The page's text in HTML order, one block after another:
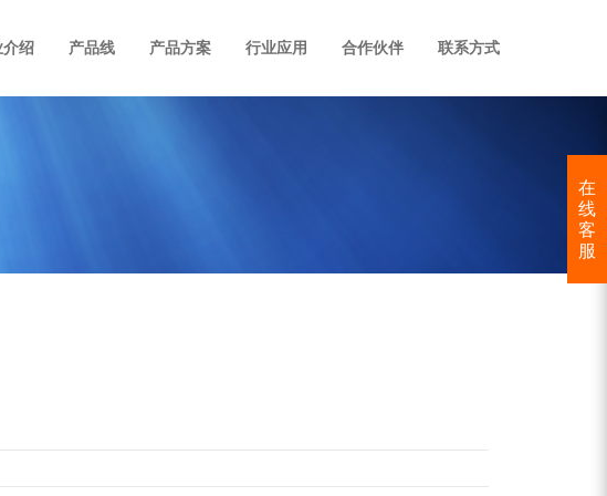
介绍 产品线 产品方案 行业应用 合作伙伴 联系方式
在
线
客
服